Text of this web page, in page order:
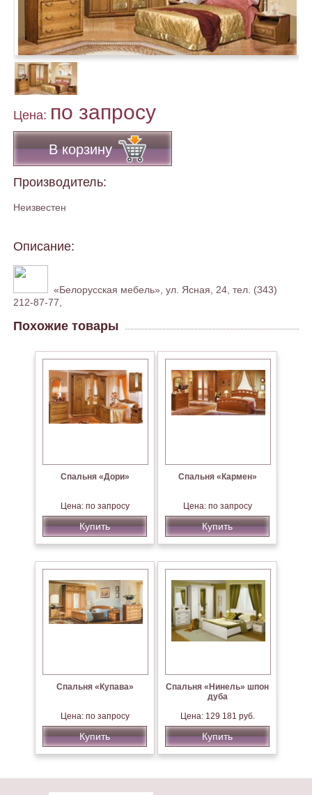
Цена: по запросу
В корзину
Производитель:
Неизвестен
Описание:
«Белорусская мебель», ул. Ясная, 24, тел. (343)
212-87-77,
Похожие товары
Спальня «Дори»
Цена: по запросу
Купить
Спальня «Кармен»
Цена: по запросу
Купить
Спальня «Купава»
Цена: по запросу
Купить
Спальня «Нинель» шпон
дуба
Цена: 129 181 руб.
Купить